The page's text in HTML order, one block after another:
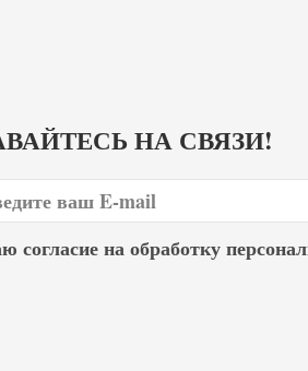
НА СВЯЗИ!
согласие на обработку